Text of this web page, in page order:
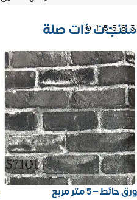
منتجات ذات صلة
ورق حائط – 5 متر مربع